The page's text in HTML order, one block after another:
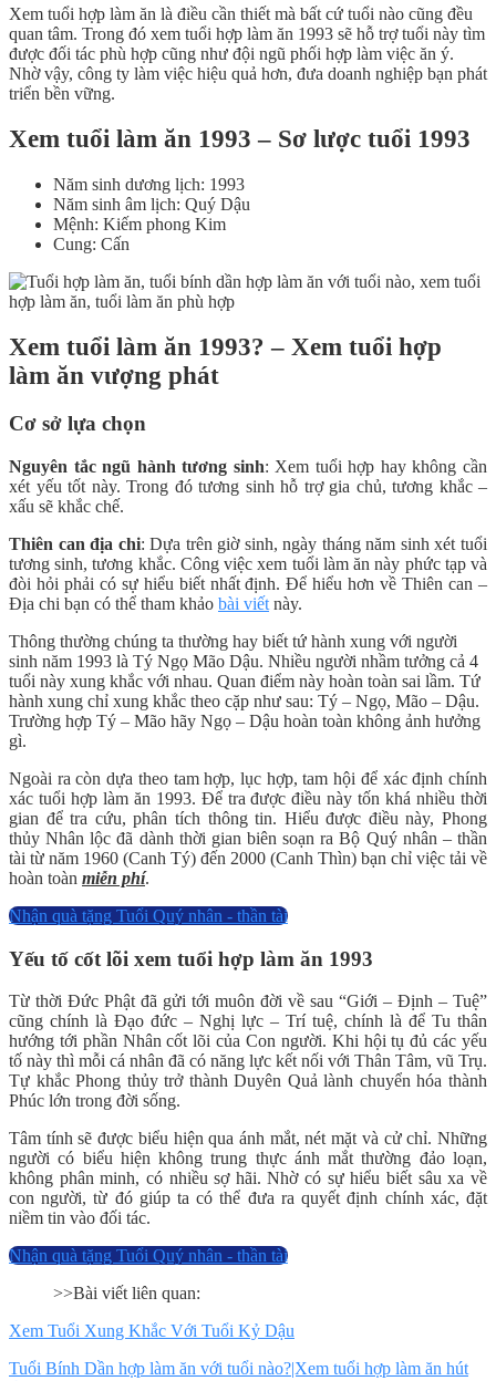
Xem tuổi hợp làm ăn là điều cần thiết mà bất cứ tuổi nào cũng đều
quan tâm. Trong đó xem tuổi hợp làm ăn 1993 sẽ hỗ trợ tuổi này tìm
được đối tác phù hợp cũng như đội ngũ phối hợp làm việc ăn ý.
Nhờ vậy, công ty làm việc hiệu quả hơn, đưa doanh nghiệp bạn phát
triển bền vững.
Xem tuổi làm ăn 1993 – Sơ lược tuổi 1993
Năm sinh dương lịch: 1993
Năm sinh âm lịch: Quý Dậu
Mệnh: Kiếm phong Kim
Cung: Cấn
Xem tuổi làm ăn 1993? – Xem tuổi hợp
làm ăn vượng phát
Cơ sở lựa chọn
Nguyên tắc ngũ hành tương sinh: Xem tuổi hợp hay không cần
xét yếu tốt này. Trong đó tương sinh hỗ trợ gia chủ, tương khắc –
xấu sẽ khắc chế.
Thiên can địa chi: Dựa trên giờ sinh, ngày tháng năm sinh xét tuổi
tương sinh, tương khắc. Công việc xem tuổi làm ăn này phức tạp và
đòi hỏi phải có sự hiểu biết nhất định. Để hiểu hơn về Thiên can –
Địa chi bạn có thể tham khảo bài viết này.
Thông thường chúng ta thường hay biết tứ hành xung với người
sinh năm 1993 là Tý Ngọ Mão Dậu. Nhiều người nhầm tưởng cả 4
tuổi này xung khắc với nhau. Quan điểm này hoàn toàn sai lầm. Tứ
hành xung chỉ xung khắc theo cặp như sau: Tý – Ngọ, Mão – Dậu.
Trường hợp Tý – Mão hãy Ngọ – Dậu hoàn toàn không ảnh hưởng
gì.
Ngoài ra còn dựa theo tam hợp, lục hợp, tam hội để xác định chính
xác tuổi hợp làm ăn 1993. Để tra được điều này tốn khá nhiều thời
gian để tra cứu, phân tích thông tin. Hiểu được điều này, Phong
thủy Nhân lộc đã dành thời gian biên soạn ra Bộ Quý nhân – thần
tài từ năm 1960 (Canh Tý) đến 2000 (Canh Thìn) bạn chỉ việc tải về
hoàn toàn miễn phí.
Nhận quà tặng Tuổi Quý nhân - thần tài
Yếu tố cốt lõi xem tuổi hợp làm ăn 1993
Từ thời Đức Phật đã gửi tới muôn đời về sau “Giới – Định – Tuệ”
cũng chính là Đạo đức – Nghị lực – Trí tuệ, chính là để Tu thân
hướng tới phần Nhân cốt lõi của Con người. Khi hội tụ đủ các yếu
tố này thì mỗi cá nhân đã có năng lực kết nối với Thân Tâm, vũ Trụ.
Tự khắc Phong thủy trở thành Duyên Quả lành chuyển hóa thành
Phúc lớn trong đời sống.
Tâm tính sẽ được biểu hiện qua ánh mắt, nét mặt và cử chỉ. Những
người có biểu hiện không trung thực ánh mắt thường đảo loạn,
không phân minh, có nhiều sợ hãi. Nhờ có sự hiểu biết sâu xa về
con người, từ đó giúp ta có thể đưa ra quyết định chính xác, đặt
niềm tin vào đối tác.
Nhận quà tặng Tuổi Quý nhân - thần tài
>>Bài viết liên quan:
Xem Tuổi Xung Khắc Với Tuổi Kỷ Dậu
Tuổi Bính Dần hợp làm ăn với tuổi nào?|Xem tuổi hợp làm ăn hút